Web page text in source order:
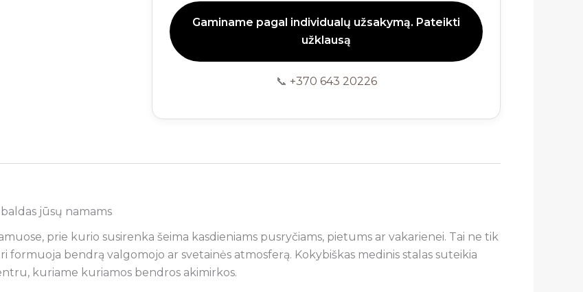
Gaminame pagal individualų užsakymą. Pateikti
užklausą
📞 +370 643 20226
jūsų namams
prie kurio susirenka šeima kasdieniams pusryčiams, pietums ar vakarienei. Tai ne tik
formuoja bendrą valgomojo ar svetainės atmosferą. Kokybiškas medinis stalas suteikia
kuriame kuriamos bendros akimirkos.